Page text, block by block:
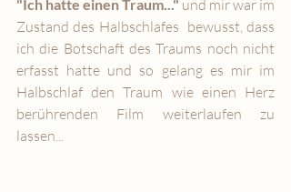
"Ich hatte einen Traum..." und mir war im
Zustand des Halbschlafes  bewusst, dass
ich die Botschaft des Traums noch nicht
erfasst hatte und so gelang es mir im
Halbschlaf den Traum wie einen Herz
berührenden Film weiterlaufen zu
lassen...